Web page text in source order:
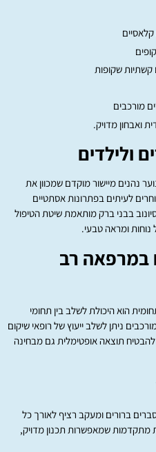
קשתיות שקופות
מורכבים
ואבחון מדויק.
ולילדים
נהנים מיישור מוקדם שמכוון את
לעיתים בפתרונות אסתטיים
בבני ברק מותאמת שיטת הטיפול
ומראה טבעי.
במרפאה רב
הוא היכולת לשלב בין תחומי
ניתן לשלב ייעוץ של רופאי שיקום
להבטיח תוצאה אופטימלית גם מבחינה
ברורים ומעקב רציף לאורך כל
מתקדמות שמאפשרות תכנון מדויק,